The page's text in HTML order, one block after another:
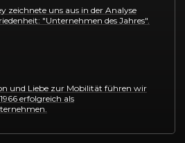
zeichnete uns aus in der Analyse
"Unternehmen des Jahres".
und Liebe zur Mobilität führen wir
erfolgreich als